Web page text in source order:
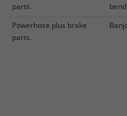
parts.
bend.
Powerhose plus brake
parts.